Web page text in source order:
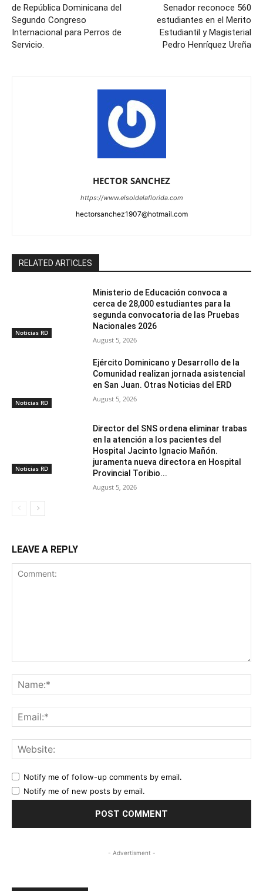
de República Dominicana del
Segundo Congreso
Internacional para Perros de
Servicio.
Senador reconoce 560
estudiantes en el Merito
Estudiantil y Magisterial
Pedro Henríquez Ureña
HECTOR SANCHEZ
https://www.elsoldelaflorida.com
hectorsanchez1907@hotmail.com
RELATED ARTICLES
Noticias RD
Ministerio de Educación convoca a
cerca de 28,000 estudiantes para la
segunda convocatoria de las Pruebas
Nacionales 2026
August 5, 2026
Noticias RD
Ejército Dominicano y Desarrollo de la
Comunidad realizan jornada asistencial
en San Juan. Otras Noticias del ERD
August 5, 2026
Noticias RD
Director del SNS ordena eliminar trabas
en la atención a los pacientes del
Hospital Jacinto Ignacio Mañón.
juramenta nueva directora en Hospital
Provincial Toribio...
August 5, 2026
LEAVE A REPLY
Notify me of follow-up comments by email.
Notify me of new posts by email.
- Advertisment -